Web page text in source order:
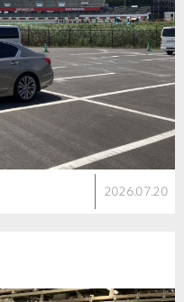
2026.07.20